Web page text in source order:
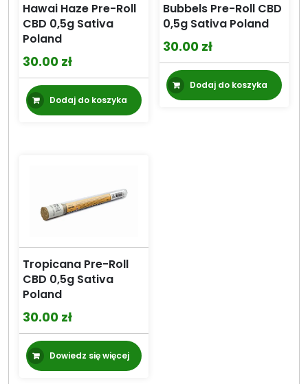
Hawai Haze Pre-Roll
CBD 0,5g Sativa
Poland
30.00 zł
Dodaj do koszyka
Bubbels Pre-Roll CBD
0,5g Sativa Poland
30.00 zł
Dodaj do koszyka
Tropicana Pre-Roll
CBD 0,5g Sativa
Poland
30.00 zł
Dowiedz się więcej